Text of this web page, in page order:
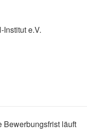
e.V.
Bewerbungsfrist läuft